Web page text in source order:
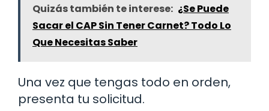
Quizás también te interese: ¿Se Puede
Sacar el CAP Sin Tener Carnet? Todo Lo
Que Necesitas Saber
Una vez que tengas todo en orden,
presenta tu solicitud.